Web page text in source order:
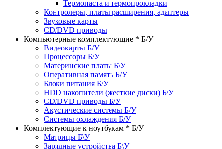
Термопаста и термопрокладки
Контролеры, платы расширения, адаптеры
Звуковые карты
CD/DVD приводы
Компьютерные комплектующие * Б/У
Видеокарты Б/У
Процессоры Б/У
Материнские платы Б\У
Оперативная память Б/У
Блоки питания Б/У
HDD накопители (жесткие диски) Б/У
CD/DVD приводы Б/У
Акустические системы Б/У
Системы охлаждения Б/У
Комплектующие к ноутбукам * Б/У
Матрицы Б\У
Зарядные устройства Б\У